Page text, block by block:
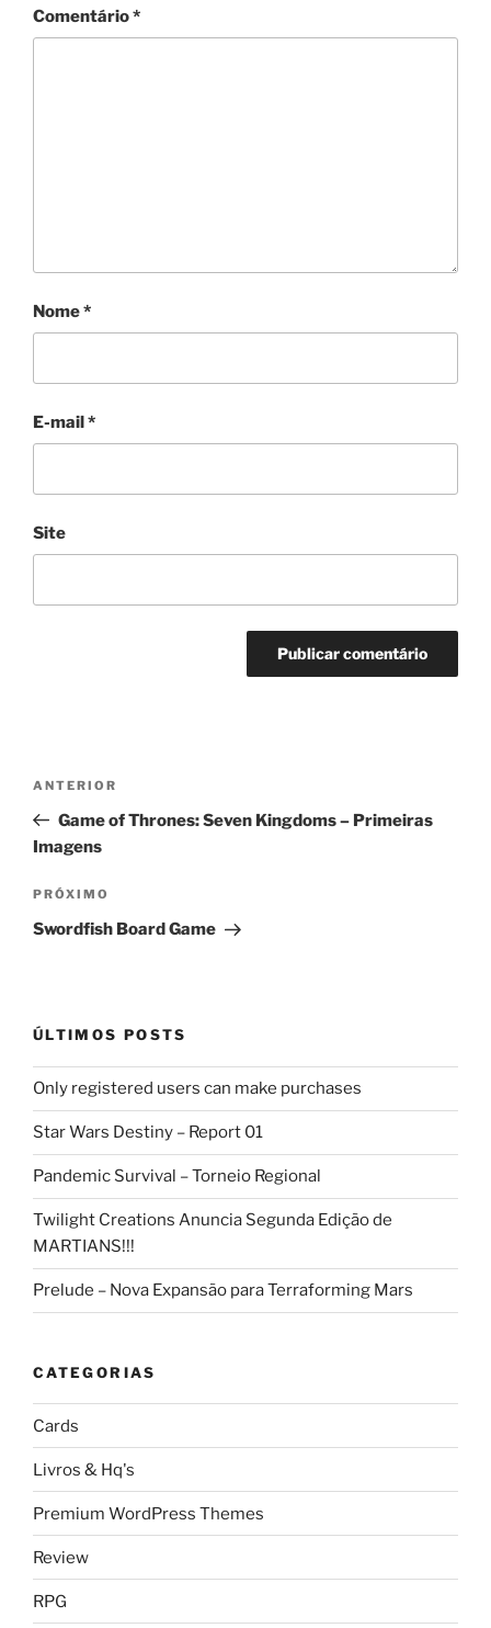
Comentário*
Nome*
E-mail*
Site
Post
Post
anterior
ANTERIOR
Game of Thrones: Seven Kingdoms – Primeiras
Imagens
Próximo
post
PRÓXIMO
Swordfish Board Game
ÚLTIMOS POSTS
Only registered users can make purchases
Star Wars Destiny – Report 01
Pandemic Survival – Torneio Regional
Twilight Creations Anuncia Segunda Edição de
MARTIANS!!!
Prelude – Nova Expansão para Terraforming Mars
CATEGORIAS
Cards
Livros & Hq's
Premium WordPress Themes
Review
RPG